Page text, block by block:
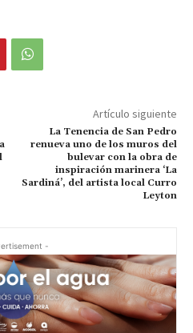
Artículo siguiente
La Tenencia de San Pedro
renueva uno de los muros del
bulevar con la obra de
inspiración marinera ‘La
Sardiná’, del artista local Curro
Leyton
-